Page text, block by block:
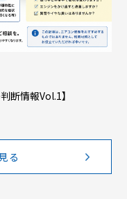
断情報Vol.1】
る